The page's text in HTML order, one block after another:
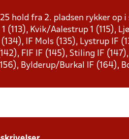
25 hold fra 2. pladsen rykker
1 (113), Kvik/Aalestrup 1 (115),
IF Mols (135), Lystrup IF
FIF IF (145), Stiling IF
Bylderup/Burkal IF (164),